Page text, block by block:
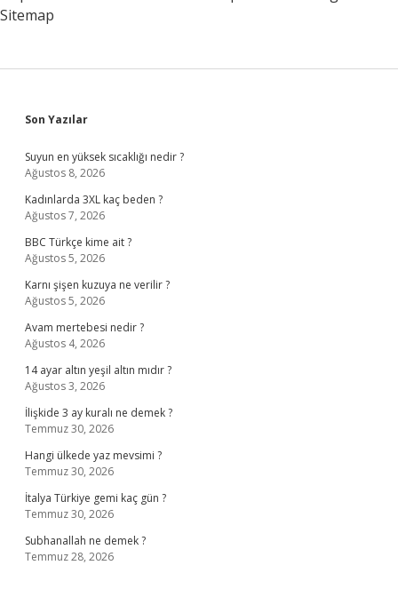
Sitemap
Sidebar
Son Yazılar
Suyun en yüksek sıcaklığı nedir ?
Ağustos 8, 2026
Kadınlarda 3XL kaç beden ?
Ağustos 7, 2026
BBC Türkçe kime ait ?
Ağustos 5, 2026
Karnı şişen kuzuya ne verilir ?
Ağustos 5, 2026
Avam mertebesi nedir ?
Ağustos 4, 2026
14 ayar altın yeşil altın mıdır ?
Ağustos 3, 2026
İlişkide 3 ay kuralı ne demek ?
Temmuz 30, 2026
Hangi ülkede yaz mevsimi ?
Temmuz 30, 2026
İtalya Türkiye gemi kaç gün ?
Temmuz 30, 2026
Subhanallah ne demek ?
Temmuz 28, 2026